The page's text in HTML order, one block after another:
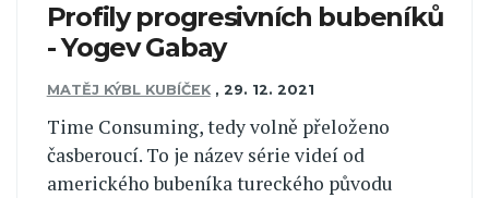
Profily progresivních bubeníků
- Yogev Gabay
MATĚJ KÝBL KUBÍČEK , 29. 12. 2021
Time Consuming, tedy volně přeloženo
časberoucí. To je název série videí od
amerického bubeníka tureckého původu